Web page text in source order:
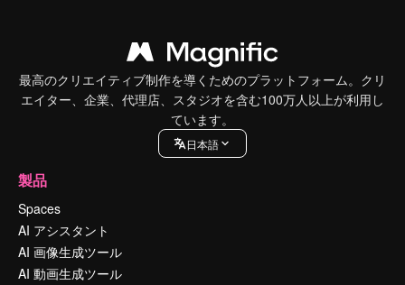
最高のクリエイティブ制作を導くためのプラットフォーム。クリ
エイター、企業、代理店、スタジオを含む100万人以上が利用し
ています。
日本語
製品
Spaces
AI アシスタント
AI 画像生成ツール
AI 動画生成ツール